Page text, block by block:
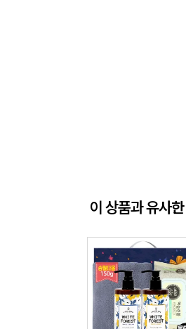
이 상품과 유사한